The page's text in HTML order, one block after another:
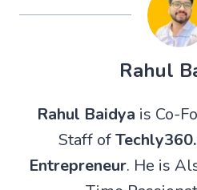
Rahul
Rahul Baidya is Co-
Staff of
Entrepreneur. He is